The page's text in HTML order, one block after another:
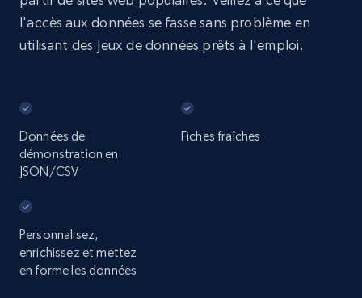
l'accès aux données se fasse sans problème en
utilisant des Jeux de données prêts à l'emploi.
Données de
démonstration en
JSON/CSV
Fiches fraîches
Personnalisez,
enrichissez et mettez
en forme les données